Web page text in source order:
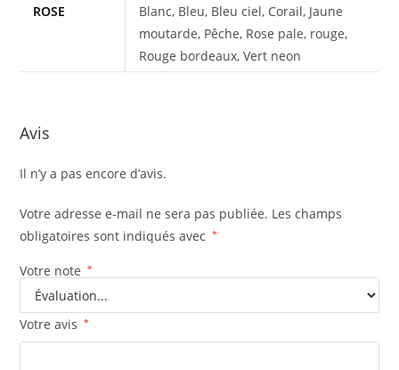
ROSE
Blanc, Bleu, Bleu ciel, Corail, Jaune
moutarde, Pêche, Rose pale, rouge,
Rouge bordeaux, Vert neon
Avis
Il n’y a pas encore d’avis.
Votre adresse e-mail ne sera pas publiée. Les champs
obligatoires sont indiqués avec
*
Votre note *
Votre avis *